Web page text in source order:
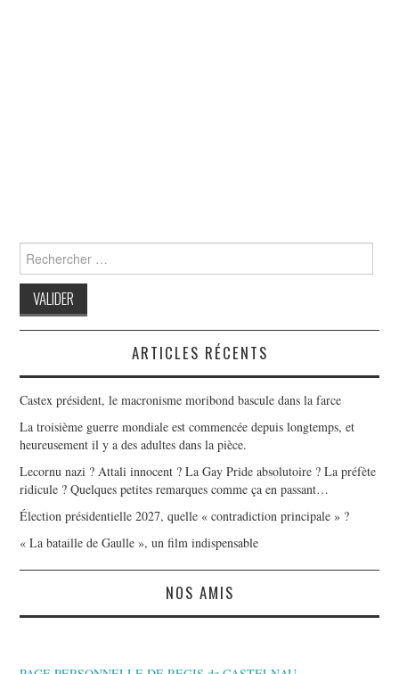
Search
for:
ARTICLES RÉCENTS
Castex président, le macronisme moribond bascule dans la farce
La troisième guerre mondiale est commencée depuis longtemps, et
heureusement il y a des adultes dans la pièce.
Lecornu nazi ? Attali innocent ? La Gay Pride absolutoire ? La préfète
ridicule ? Quelques petites remarques comme ça en passant…
Élection présidentielle 2027, quelle « contradiction principale » ?
« La bataille de Gaulle », un film indispensable
NOS AMIS